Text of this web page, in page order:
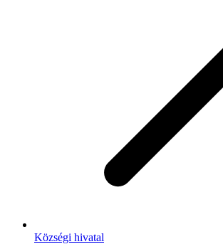
Községi hivatal